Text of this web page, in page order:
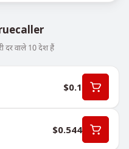
दर वाले 10 देश हैं
$0.1
$0.544